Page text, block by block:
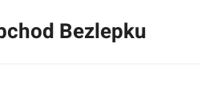
Bezlepku